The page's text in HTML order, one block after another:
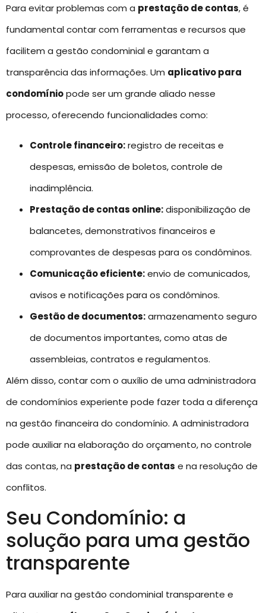
Para evitar problemas com a prestação de contas, é
fundamental contar com ferramentas e recursos que
facilitem a gestão condominial e garantam a
transparência das informações. Um aplicativo para
condomíniopode ser um grande aliado nesse
processo, oferecendo funcionalidades como:
Controle financeiro:registro de receitas e
despesas, emissão de boletos, controle de
inadimplência.
Prestação de contas online:disponibilização de
balancetes, demonstrativos financeiros e
comprovantes de despesas para os condôminos.
Comunicação eficiente:envio de comunicados,
avisos e notificações para os condôminos.
Gestão de documentos:armazenamento seguro
de documentos importantes, como atas de
assembleias, contratos e regulamentos.
Além disso, contar com o auxílio de uma administradora
de condomínios experiente pode fazer toda a diferença
na gestão financeira do condomínio. A administradora
pode auxiliar na elaboração do orçamento, no controle
das contas, na prestação de contas e na resolução de
conflitos.
Seu Condomínio: a
solução para uma gestão
transparente
Para auxiliar na gestão condominial transparente e